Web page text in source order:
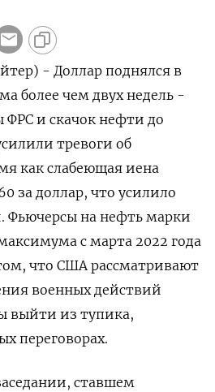
- Доллар поднялся в
более чем двух недель -
ФРС и скачок нефти до
тревоги об
‌как слабеющая иена
за доллар, что усилило
Фьючерсы на нефть марки
с марта 2022 года
что ​США рассматривают
военных действий
​выйти из тупика,
переговорах.
ставшем